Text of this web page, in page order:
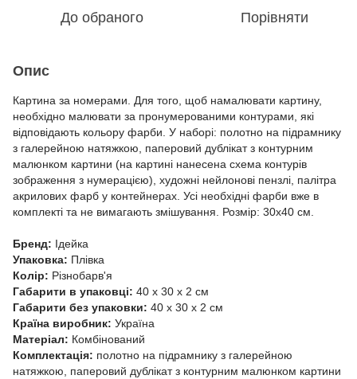
До обраного Порівняти
Опис
Картина за номерами. Для того, щоб намалювати картину,
необхідно малювати за пронумерованими контурами, які
відповідають кольору фарби. У наборі: полотно на підрамнику
з галерейною натяжкою, паперовий дублікат з контурним
малюнком картини (на картині нанесена схема контурів
зображення з нумерацією), художні нейлонові пензлі, палітра
акрилових фарб у контейнерах. Усі необхідні фарби вже в
комплекті та не вимагають змішування. Розмір: 30х40 см.
Бренд: Ідейка
Упаковка: Плівка
Колір: Різнобарв'я
Габарити в упаковці: 40 x 30 x 2 см
Габарити без упаковки: 40 x 30 x 2 см
Країна виробник: Україна
Матеріал: Комбінований
Комплектація: полотно на підрамнику з галерейною
натяжкою, паперовий дублікат з контурним малюнком картини